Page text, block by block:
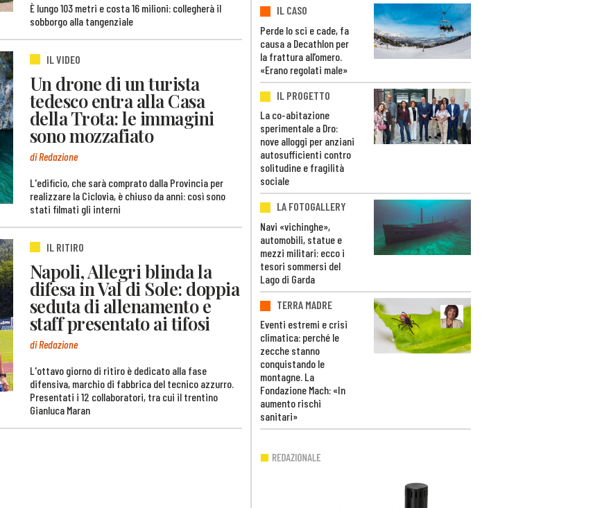
È lungo 103 metri e costa 16 milioni: collegherà il
sobborgo alla tangenziale
IL VIDEO
Un drone di un turista
tedesco entra alla Casa
della Trota: le immagini
sono mozzafiato
di Redazione
L'edificio, che sarà comprato dalla Provincia per
realizzare la Ciclovia, è chiuso da anni: così sono
stati filmati gli interni
IL RITIRO
Napoli, Allegri blinda la
difesa in Val di Sole: doppia
seduta di allenamento e
staff presentato ai tifosi
di Redazione
L'ottavo giorno di ritiro è dedicato alla fase
difensiva, marchio di fabbrica del tecnico azzurro.
Presentati i 12 collaboratori, tra cui il trentino
Gianluca Maran
IL CASO
Perde lo sci e cade, fa
causa a Decathlon per
la frattura all’omero.
«Erano regolati male»
IL PROGETTO
La co-abitazione
sperimentale a Dro:
nove alloggi per anziani
autosufficienti contro
solitudine e fragilità
sociale
LA FOTOGALLERY
Navi «vichinghe»,
automobili, statue e
mezzi militari: ecco i
tesori sommersi del
Lago di Garda
TERRA MADRE
Eventi estremi e crisi
climatica: perché le
zecche stanno
conquistando le
montagne. La
Fondazione Mach: «In
aumento rischi
sanitari»